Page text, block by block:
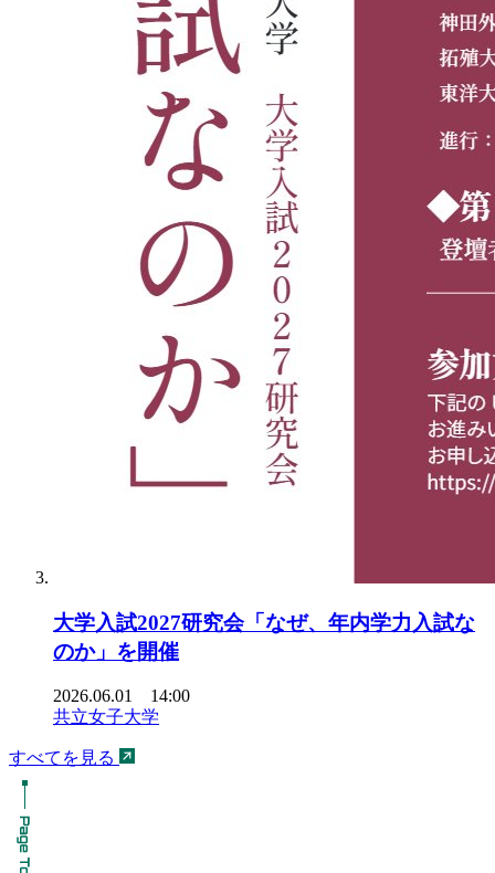
大学入試2027研究会「なぜ、年内学力入試な
のか」を開催
2026.06.01 14:00
共立女子大学
すべてを見る